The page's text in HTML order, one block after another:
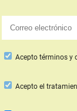
Acepto términos y
Aceptoel